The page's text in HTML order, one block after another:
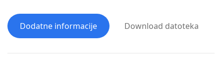
Dodatne informacije Download datoteka